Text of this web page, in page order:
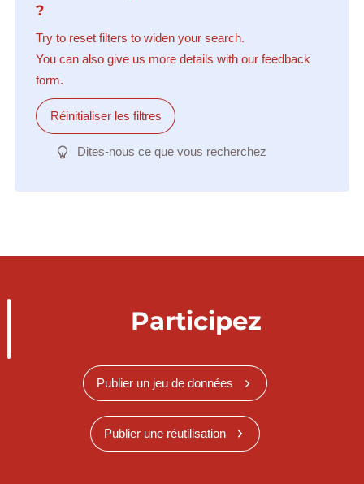
?
Try to reset filters to widen your search.
You can also give us more details with our feedback
form.
Réinitialiser les filtres
Dites-nous ce que vous recherchez
Participez
Publier un jeu de données
Publier une réutilisation